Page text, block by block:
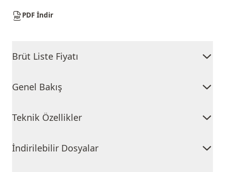
PDF İndir
Brüt Liste Fiyatı
Genel Bakış
Teknik Özellikler
İndirilebilir Dosyalar